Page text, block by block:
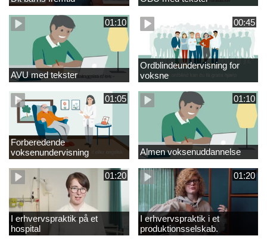
01:10
AVU med tekster
00:45
Ordblindeundervisning for
voksne
01:05
Forberedende
voksenundervisning
01:10
Almen voksenuddannelse
01:20
I erhvervspraktik på et
hospital
01:20
I erhvervspraktik i et
produktionsselskab.